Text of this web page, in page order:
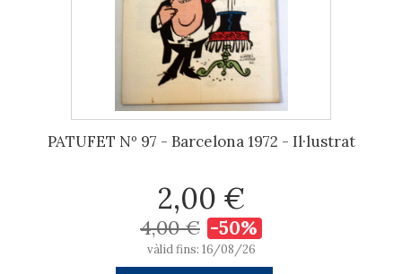
PATUFET Nº 97 - Barcelona 1972 - Il·lustrat
2,00 €
4,00 € -50%
vàlid fins: 16/08/26